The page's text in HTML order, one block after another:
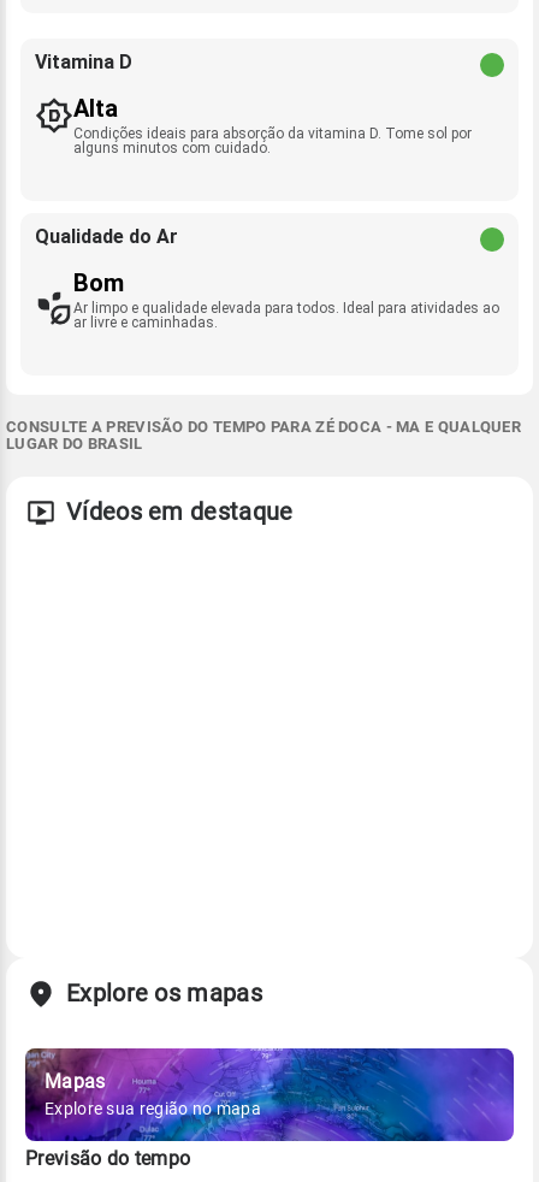
Vitamina D
Alta
Condições ideais para absorção da vitamina D. Tome sol por
alguns minutos com cuidado.
Qualidade do Ar
Bom
Ar limpo e qualidade elevada para todos. Ideal para atividades ao
ar livre e caminhadas.
CONSULTE A PREVISÃO DO TEMPO PARA ZÉ DOCA - MA E QUALQUER
LUGAR DO BRASIL
Vídeos em destaque
Explore os mapas
Mapas
Explore sua região no mapa
Previsão do tempo